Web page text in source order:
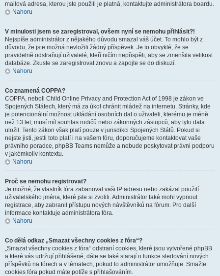
mailová adresa, kterou jste použili je platná, kontaktujte administrátora boardu.
Nahoru
V minulosti jsem se zaregistroval, ovšem nyní se nemohu přihlásit?!
Nejspíše administrátor z nějakého důvodu smazal váš účet. To mohlo být z
důvodu, že jste možná nevložili žádný příspěvek. Je to obvyklé, že se
pravidelně odstraňují uživatelé, kteří ničím nepřispěli, aby se zmenšila velikost
databáze. Zkuste se zaregistrovat znovu a zapojte se do diskuzí.
Nahoru
Co znamená COPPA?
COPPA, neboli Child Online Privacy and Protection Act of 1998 je zákon ve
Spojených Státech, který má za úkol chránit mládež na internetu. Stránky, kde
je potencionální možnost ukládání osobních dat o uživateli, kterému je méně
než 13 let, musí mít souhlas rodičů nebo zákonných zástupců, aby tyto data
uložil. Tento zákon však platí pouze v jurisdikci Spojených Států. Pokud si
nejste jisti, jestli toto platí i na vašem fóru, doporučujeme kontaktovat vaše
právního poradce, phpBB Teams nemůže a nebude poskytovat právni podporu
v jakémkoliv kontextu.
Nahoru
Proč se nemohu registrovat?
Je možné, že vlastník fóra zabanoval vaši IP adresu nebo zakázal použití
uživatelského jména, které jste si zvolili. Administrátor také mohl vypnout
registrace, aby zabranil přístupu nových návštěvníků na fórum. Pro další
informace kontaktuje administrátora fóra.
Nahoru
Co dělá odkaz „Smazat všechny cookies z fóra“?
„Smazat všechny cookies z fóra“ odstraní cookies, které jsou vytvořené phpBB
a které vás udržují přihlášené, dále se také starají o funkce sledování nových
příspěvků na fórech a v tématech, pokud to administrátor umožňuje. Smažte
cookies fóra pokud máte potíže s přihlašováním.